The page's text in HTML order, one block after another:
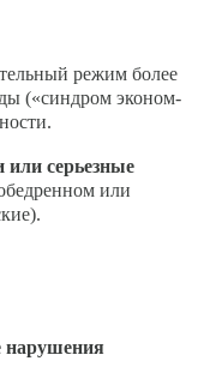
режим более
(«синдром эконом-
или серьезные
или
нарушения